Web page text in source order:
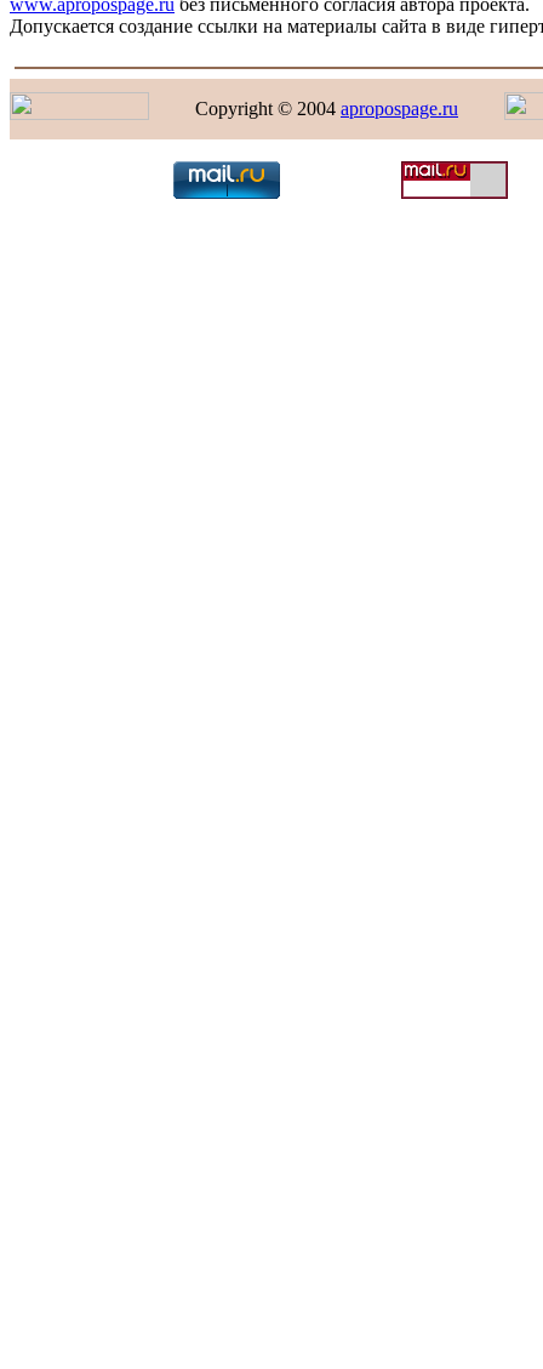
www.apropospage.ru без письменного согласия автора проекта.
Допускается создание ссылки на материалы сайта в виде
Copyright © 2004 apropospage.ru